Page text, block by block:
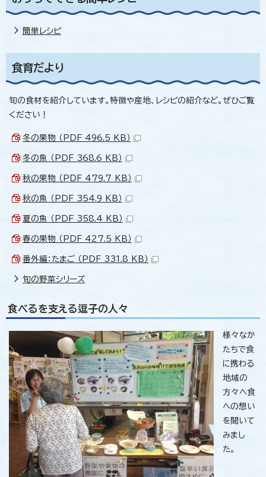
簡単レシピ
食育だより
旬の食材を紹介しています。特徴や産地、レシピの紹介など。ぜひご覧
ください！
冬の果物 （PDF 496.5 KB）
冬の魚 （PDF 368.6 KB）
秋の果物 （PDF 479.7 KB）
秋の魚 （PDF 354.9 KB）
夏の魚 （PDF 358.4 KB）
春の果物 （PDF 427.5 KB）
番外編：たまご （PDF 331.8 KB）
旬の野菜シリーズ
食べるを支える逗子の人々
様々なか
たちで食
に携わる
地域の
方々へ食
への想い
を聞いて
みまし
た。